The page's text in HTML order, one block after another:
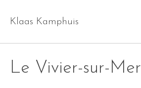
Klaas Kamphuis
Le Vivier-sur-Mer